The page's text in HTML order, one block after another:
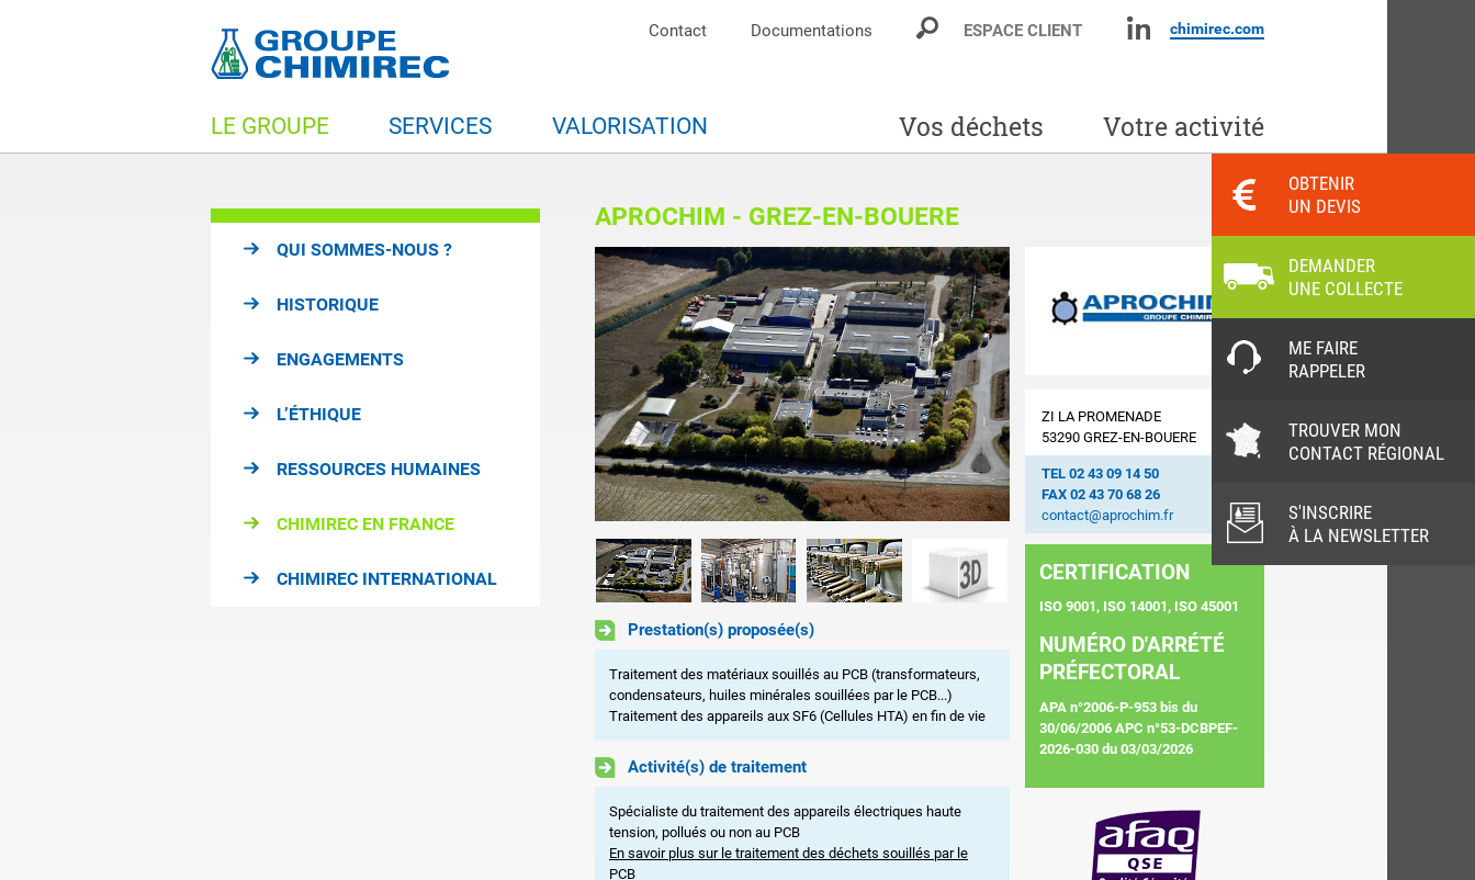
APROCHIM - GREZ-EN-BOUERE
Prestation(s) proposée(s)
Traitement des matériaux souillés au PCB (transformateurs,
condensateurs, huiles minérales souillées par le PCB...)
Traitement des appareils aux SF6 (Cellules HTA) en fin de vie
Activité(s) de traitement
Spécialiste du traitement des appareils électriques haute
tension, pollués ou non au PCB
En savoir plus sur le traitement des déchets souillés par le
PCB
ZI LA PROMENADE
53290 GREZ-EN-BOUERE
TEL 02 43 09 14 50
FAX 02 43 70 68 26
contact@aprochim.fr
CERTIFICATION
ISO 9001, ISO 14001, ISO 45001
NUMÉRO D'ARRÉTÉ
PRÉFECTORAL
APA n°2006-P-953 bis du
30/06/2006 APC n°53-DCBPEF-
2026-030 du 03/03/2026
Contact Documentations ESPACE CLIENT chimirec.com
LE GROUPE SERVICES VALORISATION Vos déchets Votre activité
QUI SOMMES-NOUS ?
HISTORIQUE
ENGAGEMENTS
L’ÉTHIQUE
RESSOURCES HUMAINES
CHIMIREC EN FRANCE
CHIMIREC INTERNATIONAL
OBTENIR
UN DEVIS
DEMANDER
UNE COLLECTE
ME FAIRE
RAPPELER
TROUVER MON
CONTACT RÉGIONAL
S'INSCRIRE
À LA NEWSLETTER